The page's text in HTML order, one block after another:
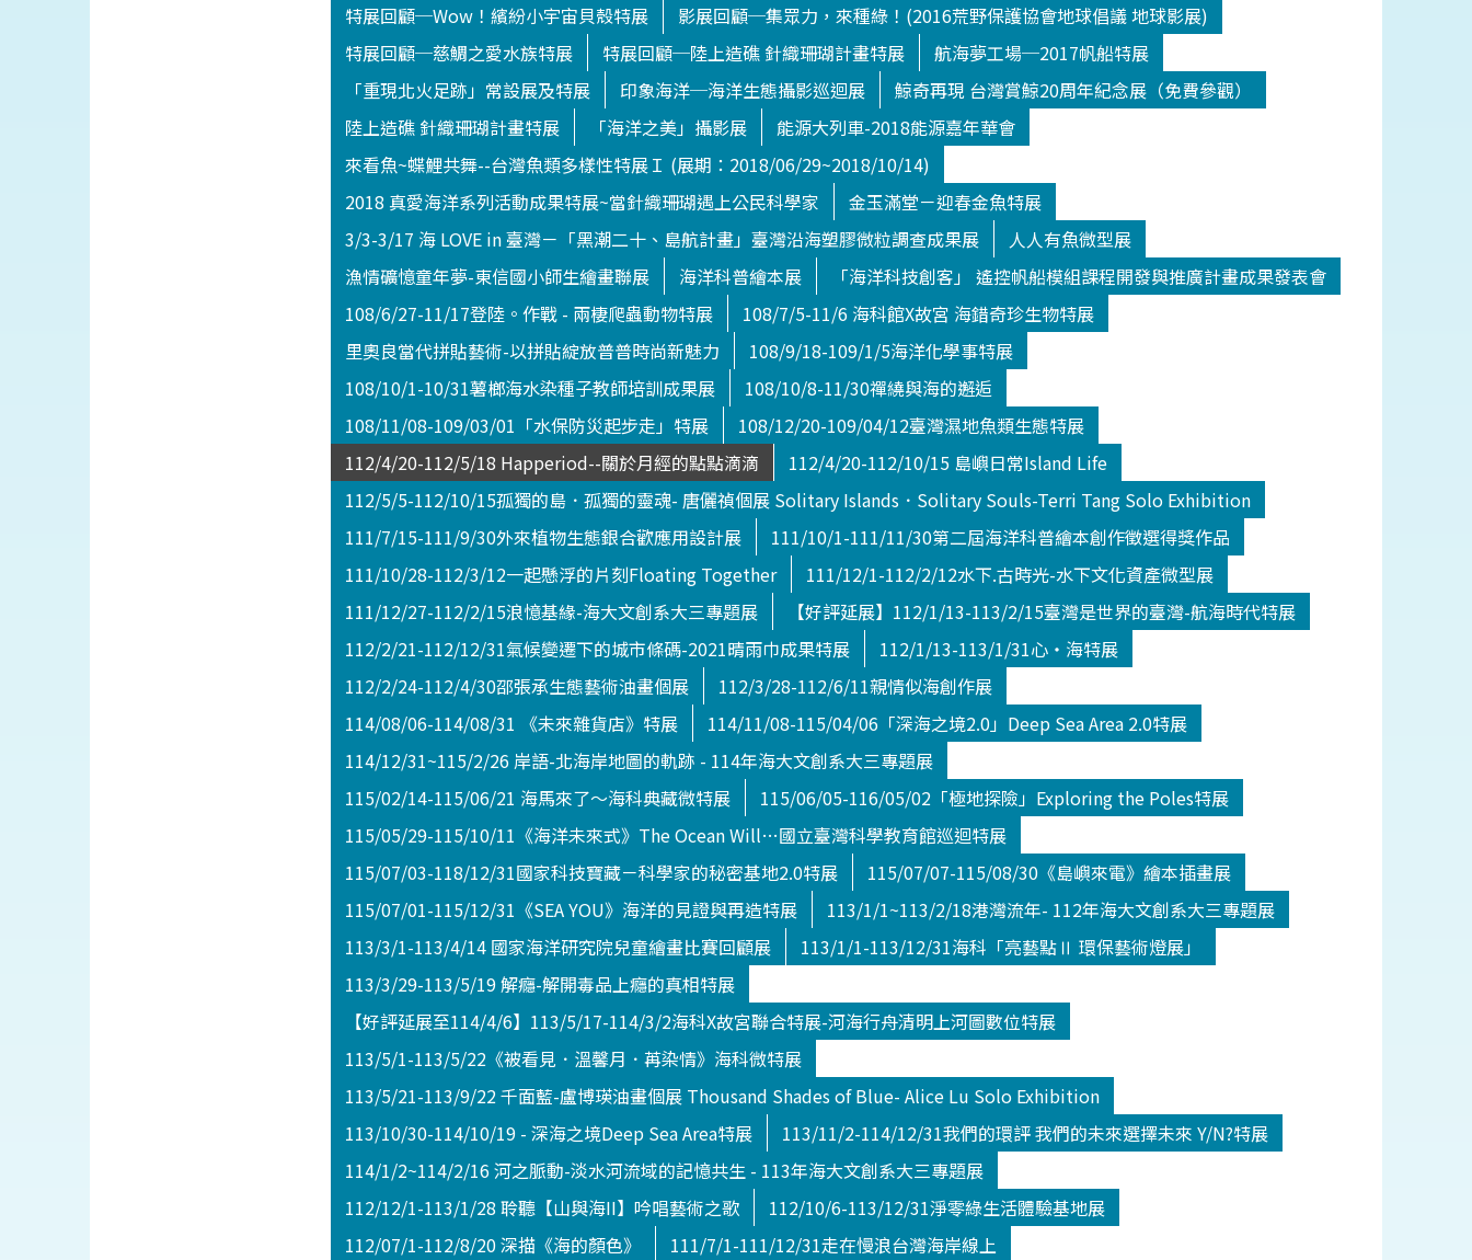
特展回顧─Wow！繽紛小宇宙貝殼特展
影展回顧─集眾力，來種綠！(2016荒野保護協會地球倡議 地球影展)
特展回顧─慈鯛之愛水族特展
特展回顧─陸上造礁 針織珊瑚計畫特展
航海夢工場─2017帆船特展
「重現北火足跡」常設展及特展
印象海洋─海洋生態攝影巡迴展
鯨奇再現 台灣賞鯨20周年紀念展（免費參觀）
陸上造礁 針織珊瑚計畫特展
「海洋之美」攝影展
能源大列車-2018能源嘉年華會
來看魚~蝶鯉共舞--台灣魚類多樣性特展Ｉ (展期：2018/06/29~2018/10/14)
2018 真愛海洋系列活動成果特展~當針織珊瑚遇上公民科學家
金玉滿堂－迎春金魚特展
3/3-3/17 海 LOVE in 臺灣－「黑潮二十、島航計畫」臺灣沿海塑膠微粒調查成果展
人人有魚微型展
漁情礦憶童年夢-東信國小師生繪畫聯展
海洋科普繪本展
「海洋科技創客」 遙控帆船模組課程開發與推廣計畫成果發表會
108/6/27-11/17登陸。作戰 - 兩棲爬蟲動物特展
108/7/5-11/6 海科館X故宮 海錯奇珍生物特展
里奧良當代拼貼藝術-以拼貼綻放普普時尚新魅力
108/9/18-109/1/5海洋化學事特展
108/10/1-10/31薯榔海水染種子教師培訓成果展
108/10/8-11/30禪繞與海的邂逅
108/11/08-109/03/01「水保防災起步走」特展
108/12/20-109/04/12臺灣濕地魚類生態特展
112/4/20-112/5/18 Happeriod--關於月經的點點滴滴
112/4/20-112/10/15 島嶼日常Island Life
112/5/5-112/10/15孤獨的島．孤獨的靈魂- 唐儷禎個展 Solitary Islands．Solitary Souls-Terri Tang Solo Exhibition
111/7/15-111/9/30外來植物生態銀合歡應用設計展
111/10/1-111/11/30第二屆海洋科普繪本創作徵選得獎作品
111/10/28-112/3/12一起懸浮的片刻Floating Together
111/12/1-112/2/12水下.古時光-水下文化資產微型展
111/12/27-112/2/15浪憶基緣-海大文創系大三專題展
【好評延展】112/1/13-113/2/15臺灣是世界的臺灣-航海時代特展
112/2/21-112/12/31氣候變遷下的城市條碼-2021晴雨巾成果特展
112/1/13-113/1/31心‧海特展
112/2/24-112/4/30邵張承生態藝術油畫個展
112/3/28-112/6/11親情似海創作展
114/08/06-114/08/31 《未來雜貨店》特展
114/11/08-115/04/06「深海之境2.0」Deep Sea Area 2.0特展
114/12/31~115/2/26 岸語-北海岸地圖的軌跡 - 114年海大文創系大三專題展
115/02/14-115/06/21 海馬來了～海科典藏微特展
115/06/05-116/05/02「極地探險」Exploring the Poles特展
115/05/29-115/10/11《海洋未來式》The Ocean Will…國立臺灣科學教育館巡迴特展
115/07/03-118/12/31國家科技寶藏－科學家的秘密基地2.0特展
115/07/07-115/08/30《島嶼來電》繪本插畫展
115/07/01-115/12/31《SEA YOU》海洋的見證與再造特展
113/1/1~113/2/18港灣流年- 112年海大文創系大三專題展
113/3/1-113/4/14 國家海洋研究院兒童繪畫比賽回顧展
113/1/1-113/12/31海科「亮藝點Ⅱ 環保藝術燈展」
113/3/29-113/5/19 解癮-解開毒品上癮的真相特展
【好評延展至114/4/6】113/5/17-114/3/2海科X故宮聯合特展-河海行舟清明上河圖數位特展
113/5/1-113/5/22《被看見．溫馨月．苒染情》海科微特展
113/5/21-113/9/22 千面藍-盧博瑛油畫個展 Thousand Shades of Blue- Alice Lu Solo Exhibition
113/10/30-114/10/19 - 深海之境Deep Sea Area特展
113/11/2-114/12/31我們的環評 我們的未來選擇未來 Y/N?特展
114/1/2~114/2/16 河之脈動-淡水河流域的記憶共生 - 113年海大文創系大三專題展
112/12/1-113/1/28 聆聽【山與海II】吟唱藝術之歌
112/10/6-113/12/31淨零綠生活體驗基地展
112/07/1-112/8/20 深描《海的顏色》
111/7/1-111/12/31走在慢浪台灣海岸線上